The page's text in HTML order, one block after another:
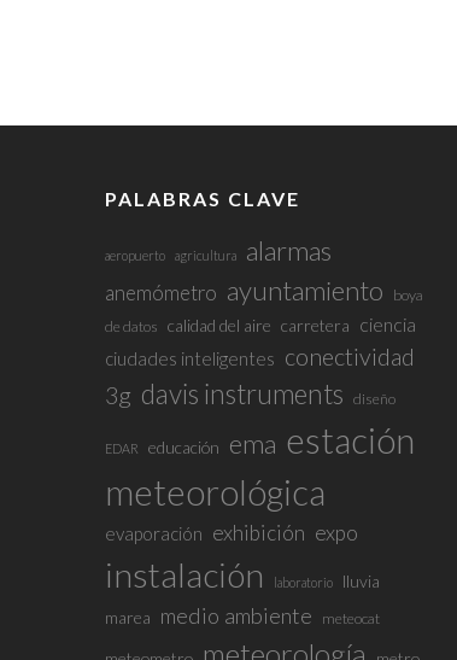
producto
PALABRAS CLAVE
aeropuerto agricultura alarmas
anemómetro ayuntamiento
boya
de datos calidad del aire carretera ciencia
ciudades inteligentes conectividad
3g davis instruments diseño
EDAR educación ema estación
meteorológica
evaporación exhibición expo
instalación laboratorio
lluvia
marea medio ambiente meteocat